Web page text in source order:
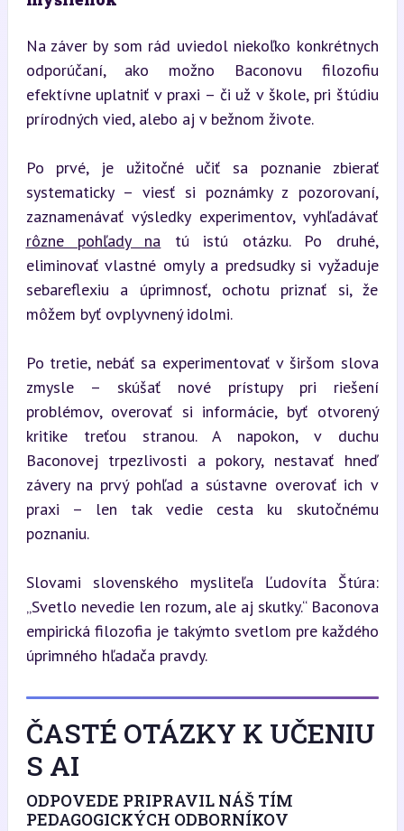
Na záver by som rád uviedol niekoľko konkrétnych
odporúčaní, ako možno Baconovu filozofiu
efektívne uplatniť v praxi – či už v škole, pri štúdiu
prírodných vied, alebo aj v bežnom živote.
Po prvé, je užitočné učiť sa poznanie zbierať
systematicky – viesť si poznámky z pozorovaní,
rôzne pohľady na tú istú otázku. Po druhé,
eliminovať vlastné omyly a predsudky si vyžaduje
sebareflexiu a úprimnosť, ochotu priznať si, že
môžem byť ovplyvnený idolmi.
Po tretie, nebáť sa experimentovať v širšom slova
zmysle – skúšať nové prístupy pri riešení
problémov, overovať si informácie, byť otvorený
kritike treťou stranou. A napokon, v duchu
Baconovej trpezlivosti a pokory, nestavať hneď
závery na prvý pohľad a sústavne overovať ich v
praxi – len tak vedie cesta ku skutočnému
poznaniu.
Slovami slovenského mysliteľa Ľudovíta Štúra:
„Svetlo nevedie len rozum, ale aj skutky.“ Baconova
empirická filozofia je takýmto svetlom pre každého
úprimného hľadača pravdy.
ČASTÉ OTÁZKY K UČENIU
S AI
ODPOVEDE PRIPRAVIL NÁŠ TÍM
PEDAGOGICKÝCH ODBORNÍKOV